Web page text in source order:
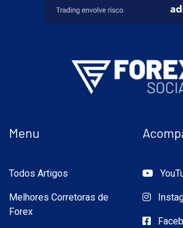
Menu
Todos Artigos
Melhores Corretoras de
Forex